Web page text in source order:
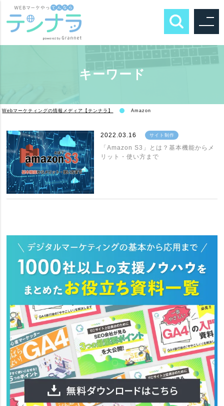
キーワード
Webマーケティングの情報メディア【テンナラ】 Amazon
2022.03.16 サイト制作
「Amazon S3」とは？基本機能からメ
リット・使い方まで